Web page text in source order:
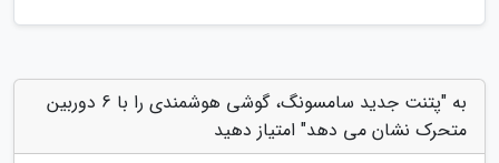
به "پتنت جدید سامسونگ، گوشی هوشمندی را با 6 دوربین
متحرک نشان می دهد" امتیاز دهید